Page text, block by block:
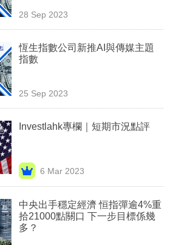
28 Sep 2023
恆生指數公司新推AI與傳媒主題
指數
25 Sep 2023
Investlahk專欄｜短期市況點評
6 Mar 2023
中央出手穩定經濟 恒指彈逾4%重
拾21000點關口 下一步目標係幾
多？